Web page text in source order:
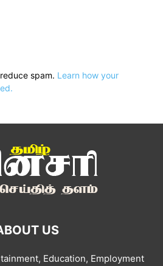
spam. Learn how your
US
Education, Employment